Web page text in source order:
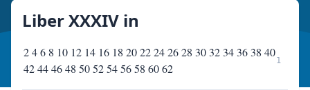
Liber XXXIV in
2 4 6 8 10 12 14 16 18 20 22 24 26 28 30 32 34 36 38 40
42 44 46 48 50 52 54 56 58 60 62
1